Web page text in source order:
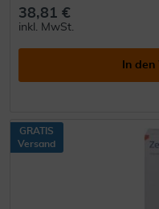
38,81 €
inkl. MwSt.
In den
GRATIS
Versand